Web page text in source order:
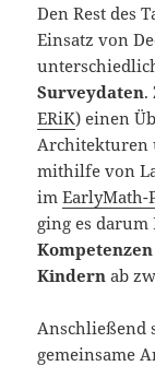
Den Rest des
Einsatz von
Surveydaten.
ERiK) einen
Architekturen
mithilfe von
imEarlyMath-
ging es
Kindern ab
Anschließend
gemeinsame